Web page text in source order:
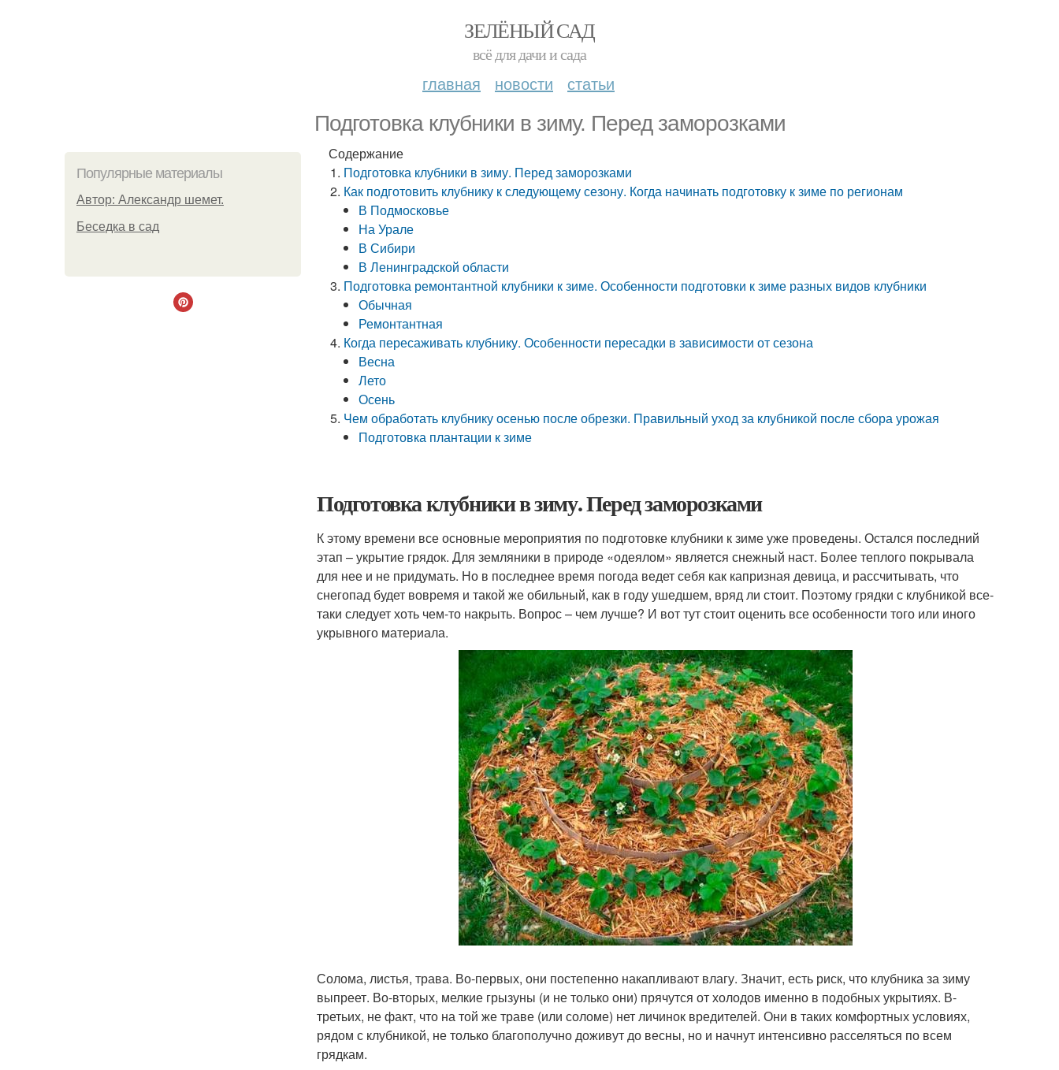
ЗЕЛЁНЫЙ САД
всё для дачи и сада
главная новости статьи
Подготовка клубники в зиму. Перед заморозками
Популярные материалы
Автор: Александр шемет.
Беседка в сад
Содержание
Подготовка клубники в зиму. Перед заморозками
Как подготовить клубнику к следующему сезону. Когда начинать подготовку к зиме по регионам
В Подмосковье
На Урале
В Сибири
В Ленинградской области
Подготовка ремонтантной клубники к зиме. Особенности подготовки к зиме разных видов клубники
Обычная
Ремонтантная
Когда пересаживать клубнику. Особенности пересадки в зависимости от сезона
Весна
Лето
Осень
Чем обработать клубнику осенью после обрезки. Правильный уход за клубникой после сбора урожая
Подготовка плантации к зиме
Подготовка клубники в зиму. Перед заморозками
К этому времени все основные мероприятия по подготовке клубники к зиме уже проведены. Остался последний
этап – укрытие грядок. Для земляники в природе «одеялом» является снежный наст. Более теплого покрывала
для нее и не придумать. Но в последнее время погода ведет себя как капризная девица, и рассчитывать, что
снегопад будет вовремя и такой же обильный, как в году ушедшем, вряд ли стоит. Поэтому грядки с клубникой все-
таки следует хоть чем-то накрыть. Вопрос – чем лучше? И вот тут стоит оценить все особенности того или иного
укрывного материала.
Солома, листья, трава. Во-первых, они постепенно накапливают влагу. Значит, есть риск, что клубника за зиму
выпреет. Во-вторых, мелкие грызуны (и не только они) прячутся от холодов именно в подобных укрытиях. В-
третьих, не факт, что на той же траве (или соломе) нет личинок вредителей. Они в таких комфортных условиях,
рядом с клубникой, не только благополучно доживут до весны, но и начнут интенсивно расселяться по всем
грядкам.